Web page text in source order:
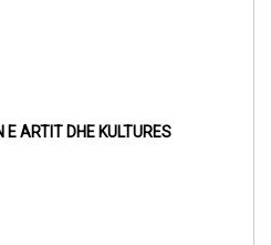
ARTIT DHE KULTURES